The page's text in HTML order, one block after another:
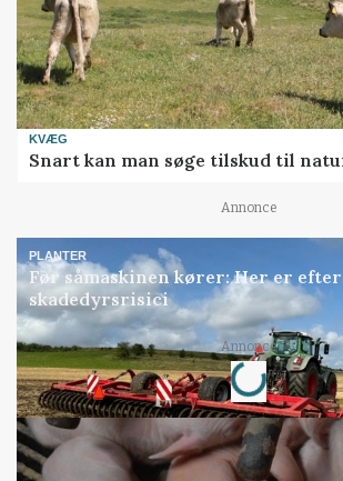
KVÆG
Snart kan man søge tilskud til
Annonce
PLANTER
Før såmaskinen kører: Her er
skadedyrsrisici
Annonce
Loading...